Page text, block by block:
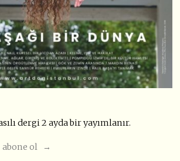
dergi 2 ayda bir yayımlanır.
abone ol →